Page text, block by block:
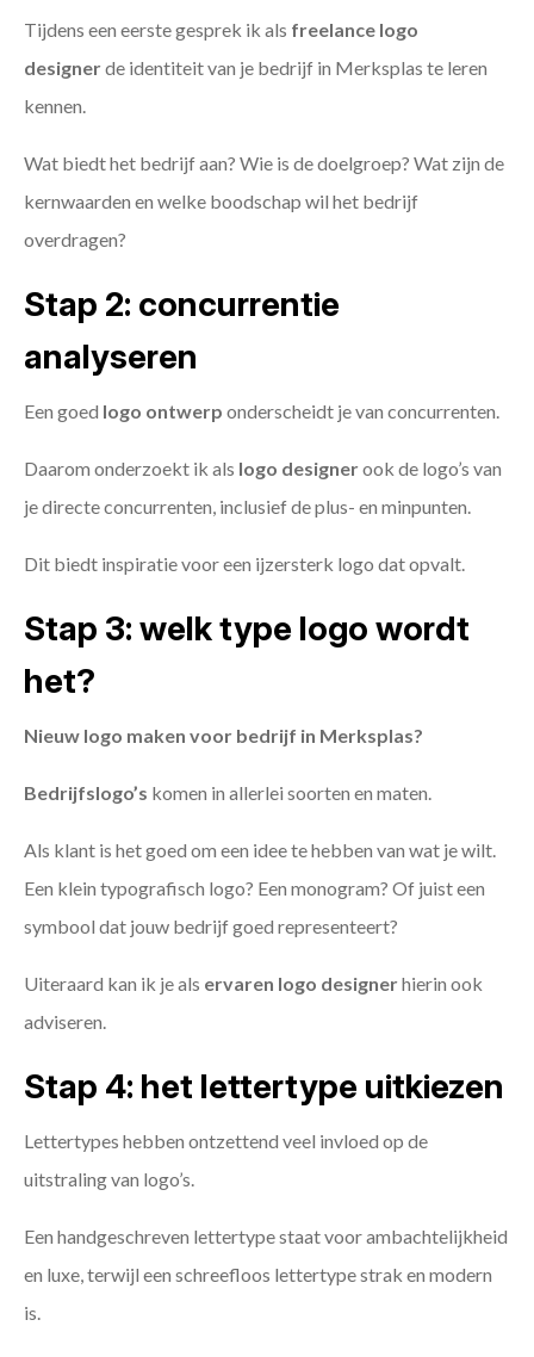
Tijdens een eerste gesprek ik als freelance logo
designerde identiteit van je bedrijf in Merksplas te leren
kennen.
Wat biedt het bedrijf aan? Wie is de doelgroep? Wat zijn de
kernwaarden en welke boodschap wil het bedrijf
overdragen?
Stap 2: concurrentie
analyseren
Een goed logo ontwerp onderscheidt je van concurrenten.
Daarom onderzoekt ik als logo designerook de logo’s van
je directe concurrenten, inclusief de plus- en minpunten.
Dit biedt inspiratie voor een ijzersterk logo dat opvalt.
Stap 3: welk type logo wordt
het?
Nieuw logo maken voor bedrijf in Merksplas?
Bedrijfslogo’s komen in allerlei soorten en maten.
Als klant is het goed om een idee te hebben van wat je wilt.
Een klein typografisch logo? Een monogram? Of juist een
symbool dat jouw bedrijf goed representeert?
Uiteraard kan ik je als ervaren logo designerhierin ook
adviseren.
Stap 4: het lettertype uitkiezen
Lettertypes hebben ontzettend veel invloed op de
uitstraling van logo’s.
Een handgeschreven lettertype staat voor ambachtelijkheid
en luxe, terwijl een schreefloos lettertype strak en modern
is.